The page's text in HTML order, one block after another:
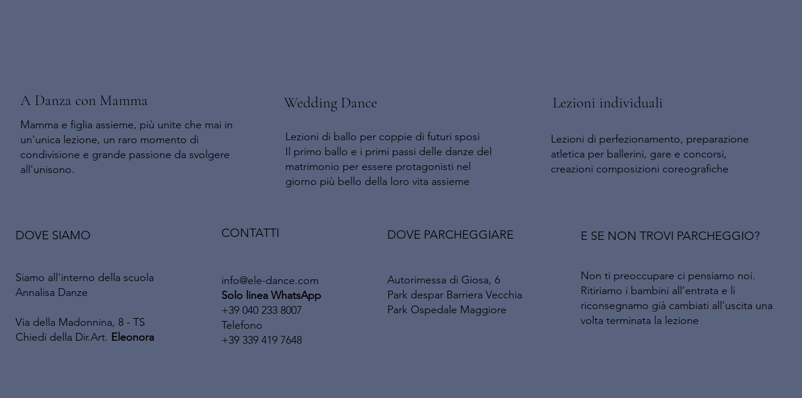
Mamma e figlia assieme, più unite che mai in
un'unica lezione, un raro momento di
condivisione e grande passione da svolgere
all'unisono.
A Danza con Mamma
Lezioni di ballo per coppie di futuri sposi
Il primo ballo e i primi passi delle danze del
matrimonio per essere protagonisti nel
giorno più bello della loro vita assieme
Wedding Dance
Lezioni di perfezionamento, preparazione
atletica per ballerini, gare e concorsi,
creazioni composizioni coreografiche
Lezioni individuali
DOVE SIAMO
Siamo all'interno della scuola
Annalisa Danze
Via della Madonnina, 8 - TS
Chiedi della Dir.Art. Eleonora
CONTATTI
info@ele-dance.com
Solo linea WhatsApp
+39 040 233 8007
Telefono
+39 339 419 7648
DOVE PARCHEGGIARE
Autorimessa di Giosa, 6
Park despar Barriera Vecchia
Park Ospedale Maggiore
E SE NON TROVI PARCHEGGIO?
Non ti preoccupare ci pensiamo noi.
Ritiriamo i bambini all’entrata e li
riconsegnamo già cambiati all’uscita una
volta terminata la lezione